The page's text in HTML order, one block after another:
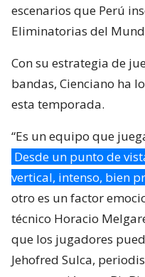
escenarios que Perú
Eliminatorias del
Con su estrategia de
bandas, Cienciano ha
esta temporada.
“Es un equipo que
Desde un punto de
vertical, intenso, bien
otro es un factor
técnico Horacio
que los jugadores
Jehofred Sulca,